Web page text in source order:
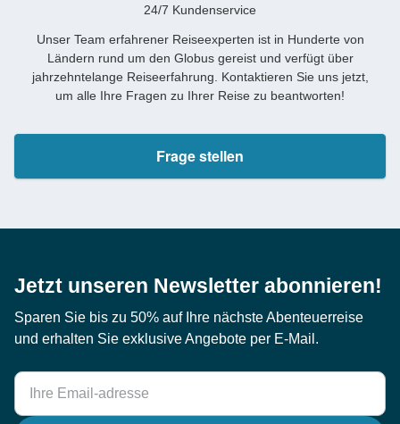
24/7 Kundenservice
Unser Team erfahrener Reiseexperten ist in Hunderte von
Ländern rund um den Globus gereist und verfügt über
jahrzehntelange Reiseerfahrung. Kontaktieren Sie uns jetzt,
um alle Ihre Fragen zu Ihrer Reise zu beantworten!
Frage stellen
Jetzt unseren Newsletter abonnieren!
Sparen Sie bis zu 50% auf Ihre nächste Abenteuerreise
und erhalten Sie exklusive Angebote per E-Mail.